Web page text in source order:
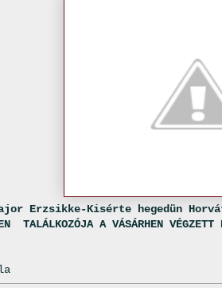
Erzsikke-Kisérte hegedün
TALÁLKOZÓJA A VÁSÁRHEN VÉGZETT